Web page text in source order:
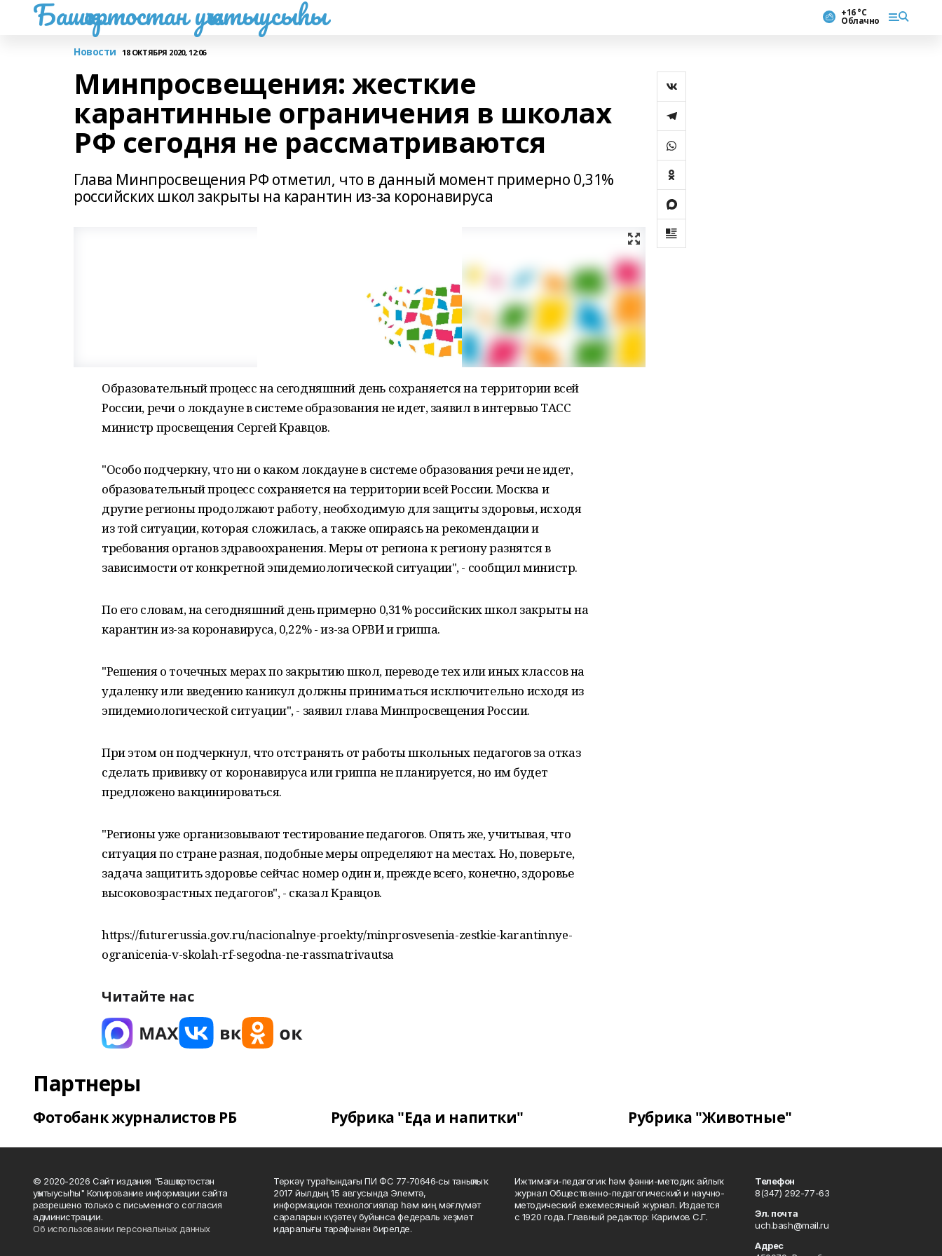
Башҡортостан уҡытыусыһы +16 °С
Облачно
Новости 18 ОКТЯБРЯ 2020, 12:06
Минпросвещения: жесткие
карантинные ограничения в школах
РФ сегодня не рассматриваются
Глава Минпросвещения РФ отметил, что в данный момент примерно 0,31%
российских школ закрыты на карантин из-за коронавируса
Образовательный процесс на сегодняшний день сохраняется на территории всей
России, речи о локдауне в системе образования не идет, заявил в интервью ТАСС
министр просвещения Сергей Кравцов.
"Особо подчеркну, что ни о каком локдауне в системе образования речи не идет,
образовательный процесс сохраняется на территории всей России. Москва и
другие регионы продолжают работу, необходимую для защиты здоровья, исходя
из той ситуации, которая сложилась, а также опираясь на рекомендации и
требования органов здравоохранения. Меры от региона к региону разнятся в
зависимости от конкретной эпидемиологической ситуации", - сообщил министр.
По его словам, на сегодняшний день примерно 0,31% российских школ закрыты на
карантин из-за коронавируса, 0,22% - из-за ОРВИ и гриппа.
"Решения о точечных мерах по закрытию школ, переводе тех или иных классов на
удаленку или введению каникул должны приниматься исключительно исходя из
эпидемиологической ситуации", - заявил глава Минпросвещения России.
При этом он подчеркнул, что отстранять от работы школьных педагогов за отказ
сделать прививку от коронавируса или гриппа не планируется, но им будет
предложено вакцинироваться.
"Регионы уже организовывают тестирование педагогов. Опять же, учитывая, что
ситуация по стране разная, подобные меры определяют на местах. Но, поверьте,
задача защитить здоровье сейчас номер один и, прежде всего, конечно, здоровье
высоковозрастных педагогов", - сказал Кравцов.
https://futurerussia.gov.ru/nacionalnye-proekty/minprosvesenia-zestkie-karantinnye-
ogranicenia-v-skolah-rf-segodna-ne-rassmatrivautsa
Читайте нас
Партнеры
Фотобанк журналистов РБ Рубрика "Еда и напитки" Рубрика "Животные"
© 2020-2026 Сайт издания "Башҡортостан
уҡытыусыһы" Копирование информации сайта
разрешено только с письменного согласия
администрации.
Об использовании персональных данных
Теркәү тураһындағы ПИ ФС 77‑70646‑сы таныҡлыҡ
2017 йылдың 15 авгусында Элемтә,
информацион технологиялар һәм киң мәғлүмәт
сараларын күҙәтеү буйынса федераль хеҙмәт
идаралығы тарафынан бирелде.
Ижтимағи-педагогик һәм фәнни-методик айлыҡ
журнал Общественно-педагогический и научно-
методический ежемесячный журнал. Издается
с 1920 года. Главный редактор: Каримов С.Г.
Телефон
8(347) 292-77-63
Эл. почта
uch.bash@mail.ru
Адрес